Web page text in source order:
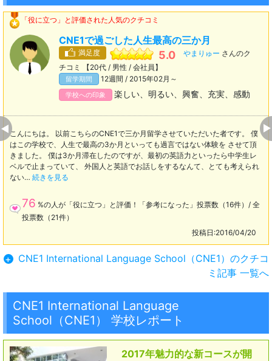
「役に立つ」と評価された人気のクチコミ
CNE1で過ごした人生最高の三か月
満足度 5.0 やまりゅー さんのク
チコミ 【20代 / 男性 / 会社員】
留学期間 12週間 / 2015年02月～
学校への印象 楽しい、明るい、興奮、充実、感動
こんにちは。 以前こちらのCNE1で三か月留学させていただいた者です。 僕
はこの学校で、人生で最高の3か月といっても過言ではない体験を させて頂
きました。 僕は3か月滞在したのですが、最初の英語力といったら中学生レ
ベルで止まっていて、 外国人と英語でお話しをするなんて、とても考えられ
ない… 続きを見る
76 %の人が「役に立つ」と評価！「参考になった」投票数（16件）/ 全
投票数（21件）
投稿日:2016/04/20
+ CNE1 International Language School（CNE1）のクチコ
ミ記事 一覧へ
CNE1 International Language
School（CNE1） 学校レポート
2017年魅力的な新コースが開